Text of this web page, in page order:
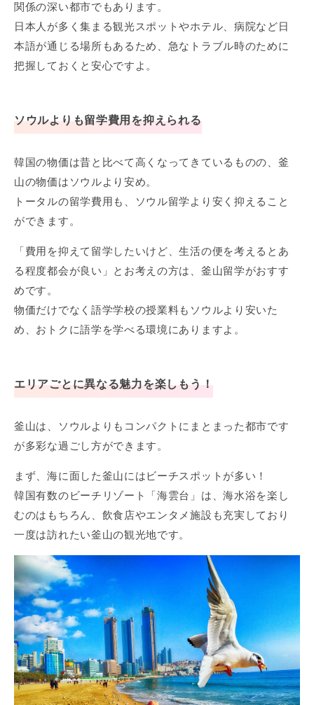
関係の深い都市でもあります。
日本人が多く集まる観光スポットやホテル、病院など日
本語が通じる場所もあるため、急なトラブル時のために
把握しておくと安心ですよ。
ソウルよりも留学費用を抑えられる
韓国の物価は昔と比べて高くなってきているものの、釜
山の物価はソウルより安め。
トータルの留学費用も、ソウル留学より安く抑えること
ができます。
「費用を抑えて留学したいけど、生活の便を考えるとあ
る程度都会が良い」とお考えの方は、釜山留学がおすす
めです。
物価だけでなく語学学校の授業料もソウルより安いた
め、おトクに語学を学べる環境にありますよ。
エリアごとに異なる魅力を楽しもう！
釜山は、ソウルよりもコンパクトにまとまった都市です
が多彩な過ごし方ができます。
まず、海に面した釜山にはビーチスポットが多い！
韓国有数のビーチリゾート「海雲台」は、海水浴を楽し
むのはもちろん、飲食店やエンタメ施設も充実しており
一度は訪れたい釜山の観光地です。